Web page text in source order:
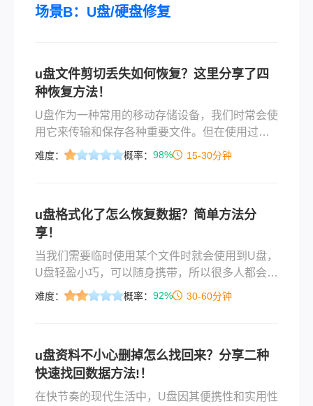
从视觉上看，被剪切的文件通常会颜色变浅，表
场景B：U盘/硬盘修复
u盘文件剪切丢失如何恢复？这里分享了四
种恢复方法！
​U盘作为一种常用的移动存储设备，我们时常会使
用它来传输和保存各种重要文件。但在使用过程
中，有时我们会不小心剪切了某些文件，然后发
难度： 概率： 98% 15-30分钟
u盘格式化了怎么恢复数据？简单方法分
享！
当我们需要临时使用某个文件时就会使用到U盘，
U盘轻盈小巧，可以随身携带，所以很多人都会使
用U盘来存放一些重要的文件，如果在使用U盘的
方案当选
难度： 概率： 92% 30-60分钟
u盘资料不小心删掉怎么找回来？分享二种
快速找回数据方法!！
在快节奏的现代生活中，U盘因其便携性和实用性